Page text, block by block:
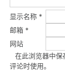
显示名称 *
邮箱 *
网站
在此浏览器中保
评论时使用。